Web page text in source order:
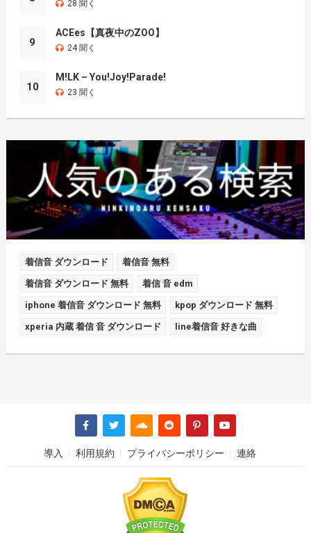
28 聞く
9
ACEes【真夜中のZOO】
24 聞く
10
M!LK – You!Joy!Parade!
23 聞く
着信音 ダウンロード 着信音 無料
着信音 ダウンロード 無料 着信 音 edm
iphone 着信音 ダウンロード 無料 kpop ダウンロード 無料
xperia 内蔵 着信 音 ダウンロード line着信音 好きな曲
導入 利用規約 プライバシーポリシー 連絡